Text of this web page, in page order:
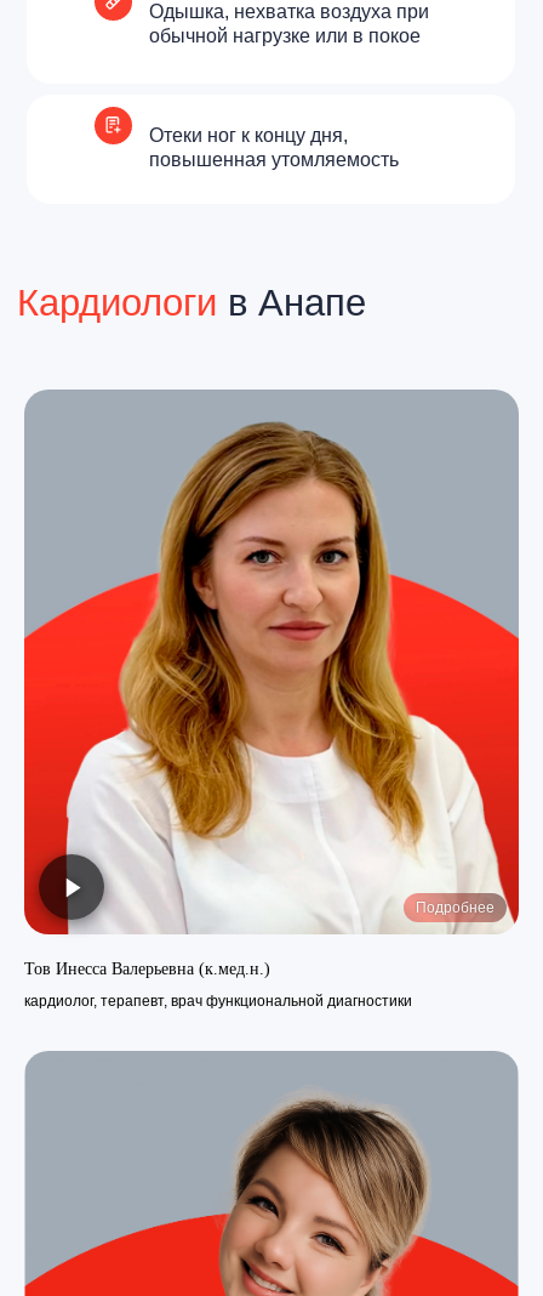
Отеки ног к концу дня,
повышенная утомляемость
Одышка, нехватка воздуха при
обычной нагрузке или в покое
Подробнее
Тов Инесса Валерьевна (к.мед.н.)
кардиолог, терапевт, врач функциональной диагностики
Все специалисты